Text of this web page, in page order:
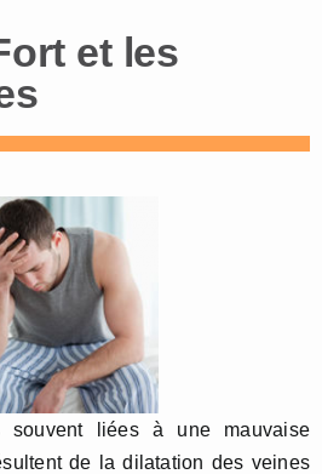
et les
souvent liées à une mauvaise
de la dilatation des veines